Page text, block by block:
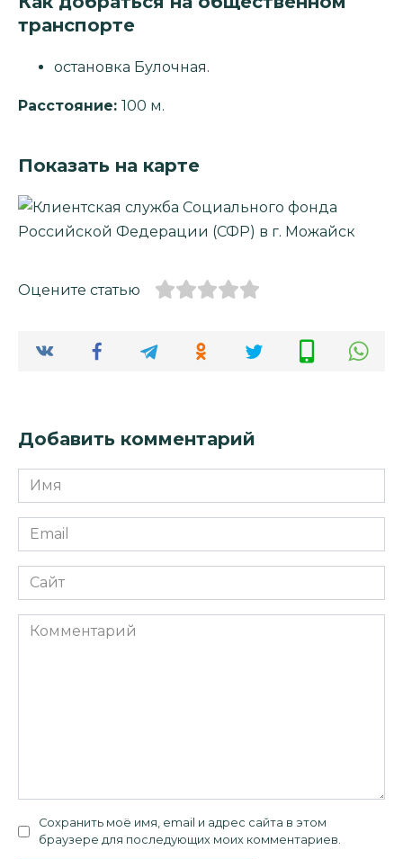
транспорте
остановка Булочная.
Расстояние: 100 м.
Показать на карте
Оцените статью
Добавить комментарий
Имя
*
Email
*
Сайт
Комментарий
Сохранить моё имя, email и адрес сайта в этом
браузере для последующих моих комментариев.